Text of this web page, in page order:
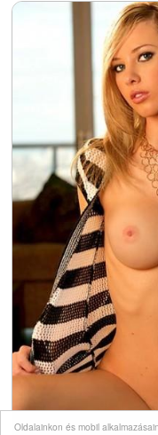
Oldalainkon és mobil